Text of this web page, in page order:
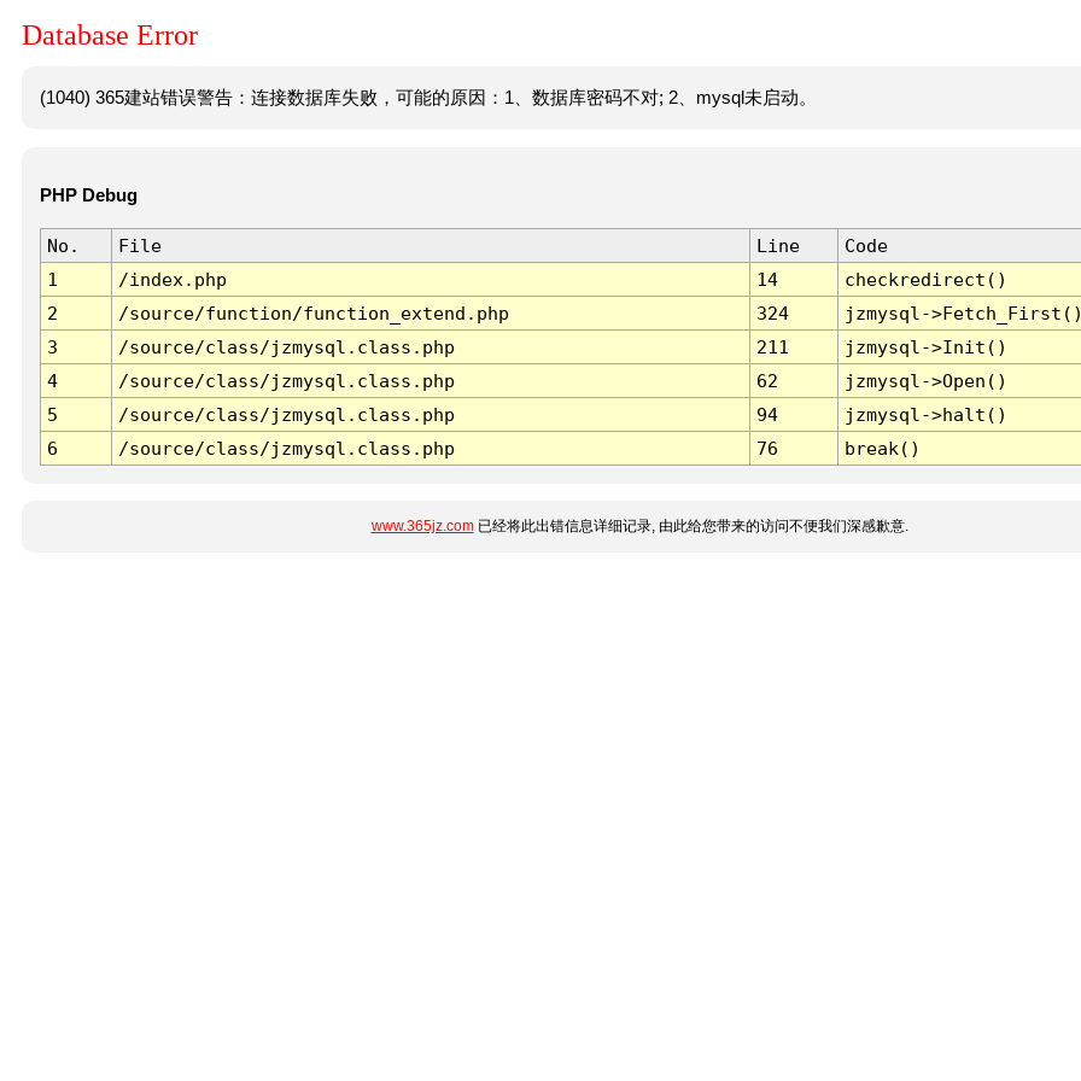
Database Error
(1040) 365建站错误警告：连接数据库失败，可能的原因：1、数据库密码不对; 2、mysql未启动。
PHP Debug
No. File Line
Code
1
/index.php 14
checkredirect()
2
/source/function/function_extend.php 324
jzmysql-
3
/source/class/jzmysql.class.php 211
jzmysql->Init()
4
/source/class/jzmysql.class.php 62
jzmysql->Open()
5
/source/class/jzmysql.class.php 94
jzmysql->halt()
6
/source/class/jzmysql.class.php 76 break()
www.365jz.com已经将此出错信息详细记录, 由此给您带来的访问不便我们深感歉意.